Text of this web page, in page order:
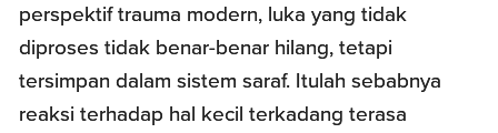
perspektif trauma modern, luka yang tidak
diproses tidak benar-benar hilang, tetapi
tersimpan dalam sistem saraf. Itulah sebabnya
reaksi terhadap hal kecil terkadang terasa